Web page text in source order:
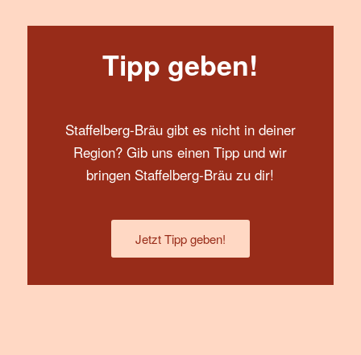
Tipp geben!
Staffelberg-Bräu gibt es nicht in deiner
Region? Gib uns einen Tipp und wir
bringen Staffelberg-Bräu zu dir!
Jetzt Tipp geben!